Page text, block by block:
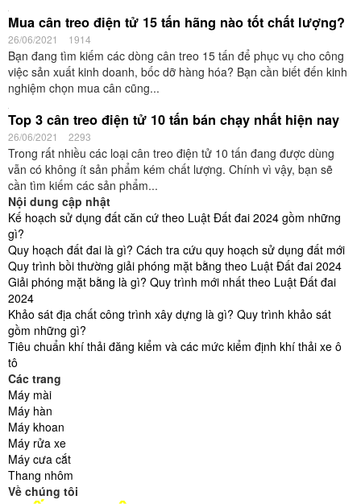
Cân kỹ thuật 2 số lẻ là gì? Top 3 cân phân tích 2 số lẻ
03/07/2021 3294
Trong rất nhiều dòng cân phân tích số lẻ được dùng phổ biến, dòng
cân kỹ thuật 2 số lẻ cũng là những thiết bị chất lượng, độ chính xác
cao đáp ứng yêu...
Điểm danh các loại cân điện tử tính tiền 15kg tốt nhất
hiện nay
03/07/2021
Nếu bạn vẫn đang phân vân không biết nên chọn loại cân điện tử
tính tiền 10kg nào tốt, đa chức năng? Bạn sẽ cần xem ngay cách
chọn cũng như top 5 loại...
Cân treo điện tử 20 tấn bán chạy tốt nhất hiện nay
30/06/2021 2410
Một trong những dòng cân treo có mức tải trọng cao đang được sử
dụng chính là dòng cân treo 20 tấn được dùng phổ biến trong công
nghiệp. Vậy chọn...
Top 5 cân móc điện tử bán chạy nhất, chất lượng hiện
nay
29/06/2021
Nếu bạn vẫn chưa biết nên chọn loại cân móc điện tử nào tốt chất
lượng bán chạy để cân và sử dụng hợp lý? Bạn đừng bỏ qua 5 gợi
ý dòng cân...